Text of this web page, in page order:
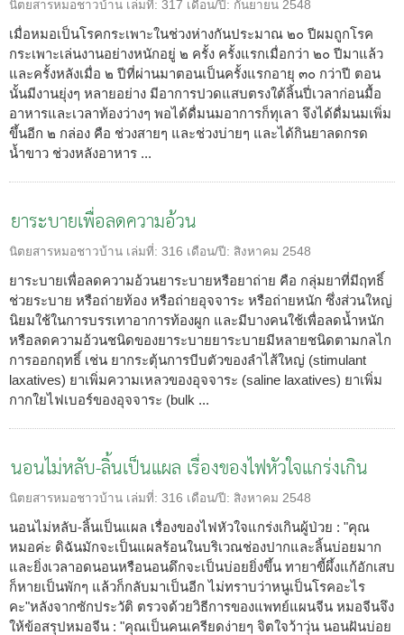
นิตยสารหมอชาวบ้าน เล่มที่: 317 เดือน/ปี: กันยายน 2548
เมื่อหมอเป็นโรคกระเพาะในช่วงห่างกันประมาณ ๒๐ ปีผมถูกโรค
กระเพาะเล่นงานอย่างหนักอยู่ ๒ ครั้ง ครั้งแรกเมื่อกว่า ๒๐ ปีมาแล้ว
และครั้งหลังเมื่อ ๒ ปีที่ผ่านมาตอนเป็นครั้งแรกอายุ ๓๐ กว่าปี ตอน
นั้นมีงานยุ่งๆ หลายอย่าง มีอาการปวดแสบตรงใต้ลิ้นปี่เวลาก่อนมื้อ
อาหารและเวลาท้องว่างๆ พอได้ดื่มนมอาการก็ทุเลา จึงได้ดื่มนมเพิ่ม
ขึ้นอีก ๒ กล่อง คือ ช่วงสายๆ และช่วงบ่ายๆ และได้กินยาลดกรด
น้ำขาว ช่วงหลังอาหาร ...
ยาระบายเพื่อลดความอ้วน
นิตยสารหมอชาวบ้าน เล่มที่: 316 เดือน/ปี: สิงหาคม 2548
ยาระบายเพื่อลดความอ้วนยาระบายหรือยาถ่าย คือ กลุ่มยาที่มีฤทธิ์
ช่วยระบาย หรือถ่ายท้อง หรือถ่ายอุจจาระ หรือถ่ายหนัก ซึ่งส่วนใหญ่
นิยมใช้ในการบรรเทาอาการท้องผูก และมีบางคนใช้เพื่อลดน้ำหนัก
หรือลดความอ้วนชนิดของยาระบายยาระบายมีหลายชนิดตามกลไก
การออกฤทธิ์ เช่น ยากระตุ้นการบีบตัวของลำไส้ใหญ่ (stimulant
laxatives) ยาเพิ่มความเหลวของอุจจาระ (saline laxatives) ยาเพิ่ม
กากใยไฟเบอร์ของอุจจาระ (bulk ...
นอนไม่หลับ-ลิ้นเป็นแผล เรื่องของไฟหัวใจแกร่งเกิน
นิตยสารหมอชาวบ้าน เล่มที่: 316 เดือน/ปี: สิงหาคม 2548
นอนไม่หลับ-ลิ้นเป็นแผล เรื่องของไฟหัวใจแกร่งเกินผู้ป่วย : "คุณ
หมอค่ะ ดิฉันมักจะเป็นแผลร้อนในบริเวณช่องปากและลิ้นบ่อยมาก
และยิ่งเวลาอดนอนหรือนอนดึกจะเป็นบ่อยยิ่งขึ้น ทายาขี้ผึ้งแก้อักเสบ
ก็หายเป็นพักๆ แล้วก็กลับมาเป็นอีก ไม่ทราบว่าหนูเป็นโรคอะไร
คะ"หลังจากซักประวัติ ตรวจด้วยวิธีการของแพทย์แผนจีน หมอจีนจึง
ให้ข้อสรุปหมอจีน : "คุณเป็นคนเครียดง่ายๆ จิตใจว้าวุ่น นอนฝันบ่อย